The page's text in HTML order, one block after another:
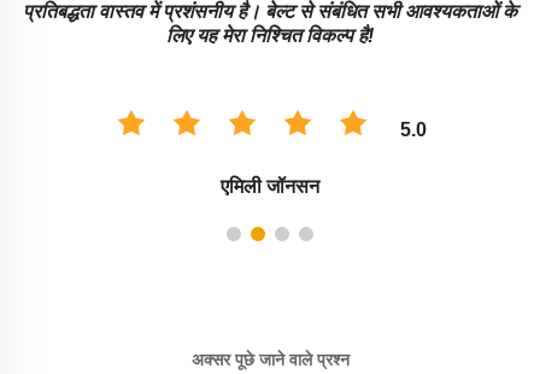
प्रतिबद्धता वास्तव में प्रशंसनीय है। बेल्ट से संबंधित सभी आवश्यकताओं के
लिए यह मेरा निश्चित विकल्प है!
5.0
एमिली जॉनसन
अक्सर पूछे जाने वाले प्रश्न